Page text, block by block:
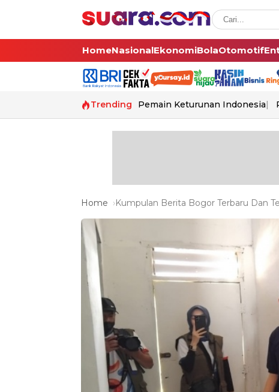
HomeNasionalEkonomiBolaOtomotif
Trending Pemain Keturunan Indonesia
Home Kumpulan Berita Bogor Terbaru Dan